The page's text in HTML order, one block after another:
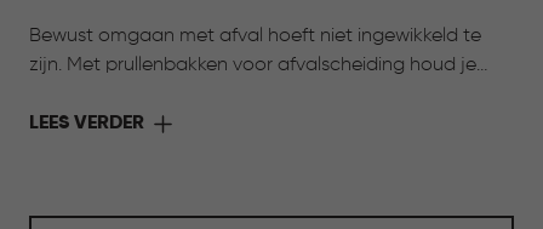
Bewust omgaan met afval hoeft niet ingewikkeld te
zijn. Met prullenbakken voor afvalscheiding houd je
Dankzij meerdere formaten en uitneembare
een onderdeel van het dagelijks leven, passend bij een
LEES VERDER